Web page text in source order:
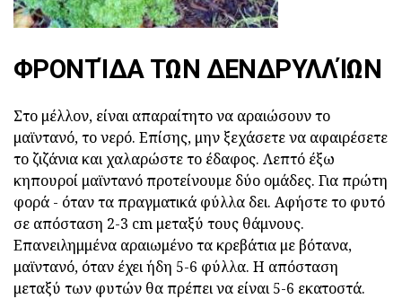
ΦΡΟΝΤΊΔΑ ΤΩΝ ΔΕΝΔΡΥΛΛΊΩΝ
Στο μέλλον, είναι απαραίτητο να αραιώσουν το
μαϊντανό, το νερό. Επίσης, μην ξεχάσετε να αφαιρέσετε
το ζιζάνια και χαλαρώστε το έδαφος. Λεπτό έξω
κηπουροί μαϊντανό προτείνουμε δύο ομάδες. Για πρώτη
φορά - όταν τα πραγματικά φύλλα δει. Αφήστε το φυτό
σε απόσταση 2-3 cm μεταξύ τους θάμνους.
Επανειλημμένα αραιωμένο τα κρεβάτια με βότανα,
μαϊντανό, όταν έχει ήδη 5-6 φύλλα. Η απόσταση
μεταξύ των φυτών θα πρέπει να είναι 5-6 εκατοστά.